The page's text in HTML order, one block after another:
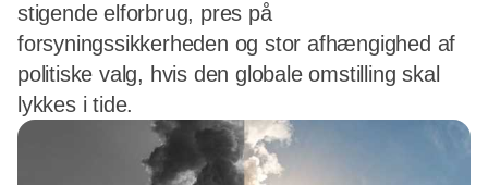
stigende elforbrug, pres på
forsyningssikkerheden og stor afhængighed af
politiske valg, hvis den globale omstilling skal
lykkes i tide.